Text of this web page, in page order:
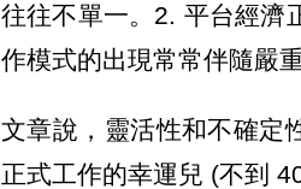
往往不單一。2. 平台經濟
作模式的出現常常伴隨嚴
文章說，靈活性和不確定
正式工作的幸運兒 (不到